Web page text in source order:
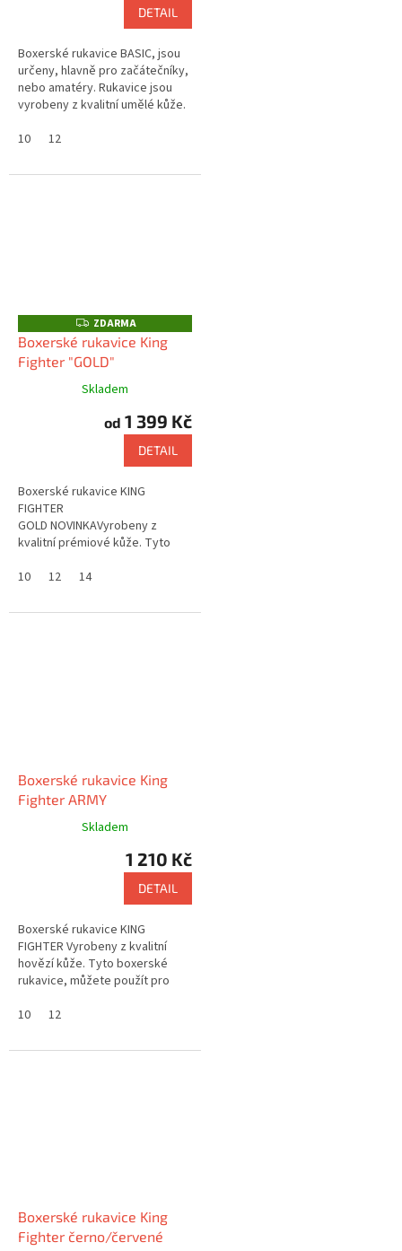
DETAIL
Boxerské rukavice BASIC, jsou
určeny, hlavně pro začátečníky,
nebo amatéry. Rukavice jsou
vyrobeny z kvalitní umělé kůže.
10
12
Z
D
A
R
A
ZDARMA
Boxerské rukavice King
Fighter "GOLD"
Skladem
od 1 399 Kč
DETAIL
Boxerské rukavice KING
FIGHTER
GOLD NOVINKAVyrobeny z
kvalitní prémiové kůže. Tyto
použít pro závodní, i tréninkové
10 12 14
Boxerské rukavice King
Fighter ARMY
Skladem
1 210 Kč
DETAIL
Boxerské rukavice KING
FIGHTER Vyrobeny z kvalitní
hovězí kůže. Tyto boxerské
rukavice, můžete použít pro
Použití na box, muay thai, krav
10 12
Boxerské rukavice King
Fighter černo/červené